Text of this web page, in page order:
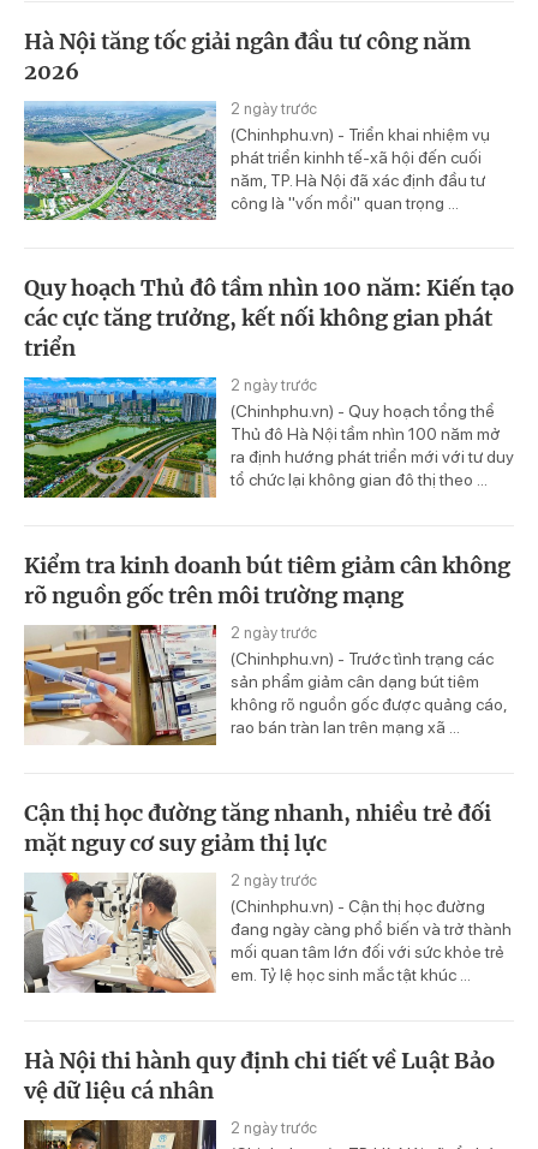
Hà Nội tăng tốc giải ngân đầu tư công năm
2026
2 ngày trước
(Chinhphu.vn) - Triển khai nhiệm vụ
phát triển kinhh tế-xã hội đến cuối
năm, TP. Hà Nội đã xác định đầu tư
công là "vốn mồi" quan trọng ...
Quy hoạch Thủ đô tầm nhìn 100 năm: Kiến tạo
các cực tăng trưởng, kết nối không gian phát
triển
2 ngày trước
(Chinhphu.vn) - Quy hoạch tổng thể
Thủ đô Hà Nội tầm nhìn 100 năm mở
ra định hướng phát triển mới với tư duy
tổ chức lại không gian đô thị theo ...
Kiểm tra kinh doanh bút tiêm giảm cân không
rõ nguồn gốc trên môi trường mạng
2 ngày trước
(Chinhphu.vn) - Trước tình trạng các
sản phẩm giảm cân dạng bút tiêm
không rõ nguồn gốc được quảng cáo,
rao bán tràn lan trên mạng xã ...
Cận thị học đường tăng nhanh, nhiều trẻ đối
mặt nguy cơ suy giảm thị lực
2 ngày trước
(Chinhphu.vn) - Cận thị học đường
đang ngày càng phổ biến và trở thành
mối quan tâm lớn đối với sức khỏe trẻ
em. Tỷ lệ học sinh mắc tật khúc ...
Hà Nội thi hành quy định chi tiết về Luật Bảo
vệ dữ liệu cá nhân
2 ngày trước